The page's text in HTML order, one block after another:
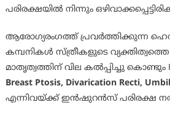
പരിരക്ഷയിൽ നിന്നും
ആരോഗ്യരംഗത്ത് പ്രവർത്തിക്കുന്ന
കമ്പനികൾ സ്ത്രീകളുടെ
മാതൃത്വത്തിന് വില കൽപ്പിച്ചു കൊണ്ടും
Breast Ptosis, Divarication Recti,
എന്നിവയ്ക്ക് ഇൻഷുറൻസ് പരിരക്ഷ